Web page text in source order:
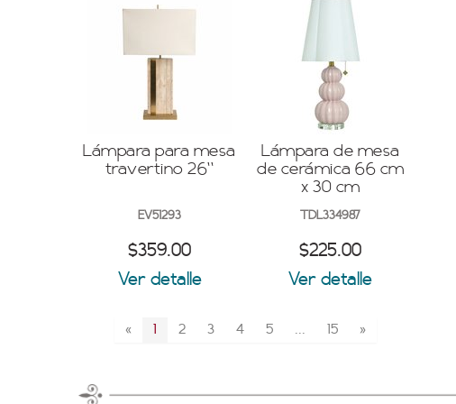
Lámpara para mesa
travertino 26''
EV51293
$359.00
Ver detalle
Lámpara de mesa
de cerámica 66 cm
x 30 cm
TDL334987
$225.00
Ver detalle
« 2 3 4 5 15 »